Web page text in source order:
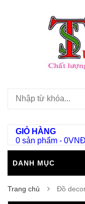
GIỎ HÀNG
0 sản phẩm - 0VNĐ
DANH MỤC
Trang chủ Đồ